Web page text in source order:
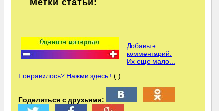
Метки статьи:
Добавьте
комментарий.
Их еще мало...
Понравилось? Нажми здесь!! ( )
Поделиться с друзьями: